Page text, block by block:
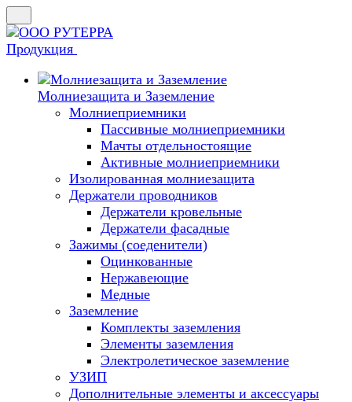
Продукция
Молниезащита и Заземление
Молниеприемники
Пассивные молниеприемники
Мачты отдельностоящие
Активные молниеприемники
Изолированная молниезащита
Держатели проводников
Держатели кровельные
Держатели фасадные
Зажимы (соеденители)
Оцинкованные
Нержавеющие
Медные
Заземление
Комплекты заземления
Элементы заземления
Электролетическое заземление
УЗИП
Дополнительные элементы и аксессуары